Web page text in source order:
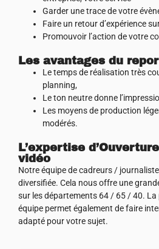
Garder une trace de votre
Faire un retour d’expérience
Promouvoir l’action de votre
Les avantages du
Le temps de réalisation très
planning,
Le ton neutre donne
Les moyens de production
modérés.
L’expertise
vidéo
Notre équipe de cadreurs /
diversifiée. Cela nous offre une
sur les départements 64 / 65 / 40. La
équipe permet également de faire
adapté pour votre sujet.